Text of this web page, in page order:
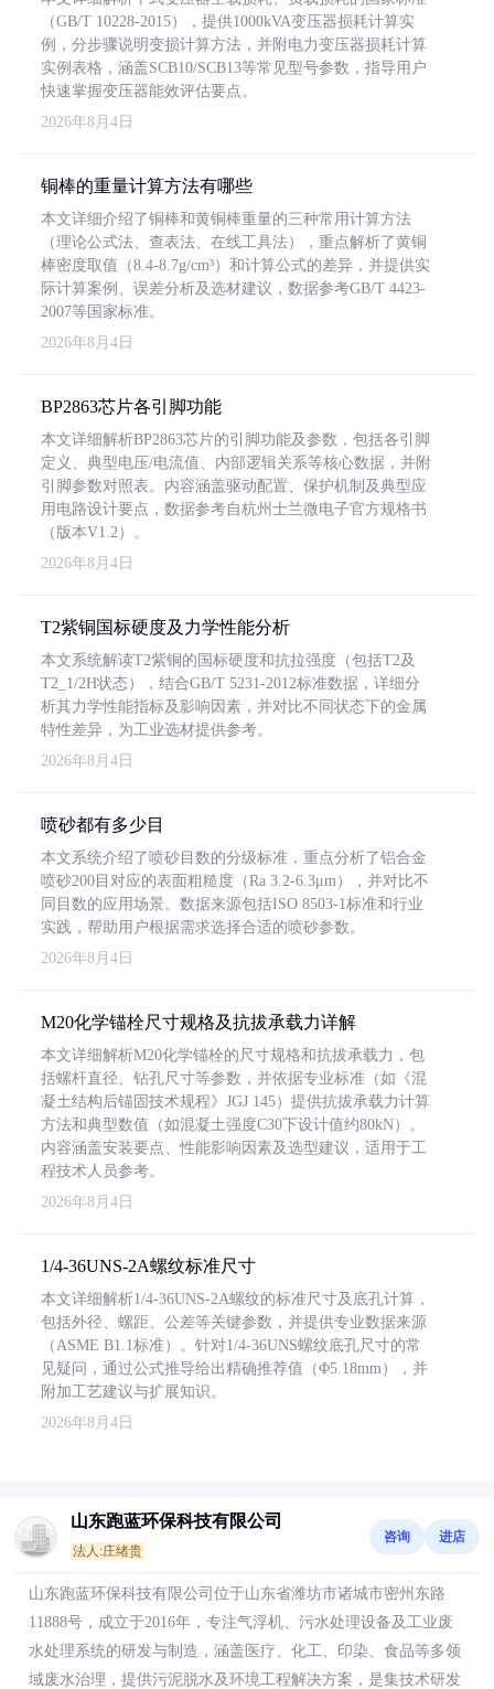
（GB/T 10228-2015），提供1000kVA变压器损耗计算实
例，分步骤说明变损计算方法，并附电力变压器损耗计算
实例表格，涵盖SCB10/SCB13等常见型号参数，指导用户
快速掌握变压器能效评估要点。
2026年8月4日
铜棒的重量计算方法有哪些
本文详细介绍了铜棒和黄铜棒重量的三种常用计算方法
（理论公式法、查表法、在线工具法），重点解析了黄铜
棒密度取值（8.4-8.7g/cm³）和计算公式的差异，并提供实
际计算案例、误差分析及选材建议，数据参考GB/T 4423-
2007等国家标准。
2026年8月4日
BP2863芯片各引脚功能
本文详细解析BP2863芯片的引脚功能及参数，包括各引脚
定义、典型电压/电流值、内部逻辑关系等核心数据，并附
引脚参数对照表。内容涵盖驱动配置、保护机制及典型应
用电路设计要点，数据参考自杭州士兰微电子官方规格书
（版本V1.2）。
2026年8月4日
T2紫铜国标硬度及力学性能分析
本文系统解读T2紫铜的国标硬度和抗拉强度（包括T2及
T2_1/2H状态），结合GB/T 5231-2012标准数据，详细分
析其力学性能指标及影响因素，并对比不同状态下的金属
特性差异，为工业选材提供参考。
2026年8月4日
喷砂都有多少目
本文系统介绍了喷砂目数的分级标准，重点分析了铝合金
喷砂200目对应的表面粗糙度（Ra 3.2-6.3μm），并对比不
同目数的应用场景。数据来源包括ISO 8503-1标准和行业
实践，帮助用户根据需求选择合适的喷砂参数。
2026年8月4日
M20化学锚栓尺寸规格及抗拔承载力详解
本文详细解析M20化学锚栓的尺寸规格和抗拔承载力，包
括螺杆直径、钻孔尺寸等参数，并依据专业标准（如《混
凝土结构后锚固技术规程》JGJ 145）提供抗拔承载力计算
方法和典型数值（如混凝土强度C30下设计值约80kN）。
内容涵盖安装要点、性能影响因素及选型建议，适用于工
程技术人员参考。
2026年8月4日
1/4-36UNS-2A螺纹标准尺寸
本文详细解析1/4-36UNS-2A螺纹的标准尺寸及底孔计算，
包括外径、螺距、公差等关键参数，并提供专业数据来源
（ASME B1.1标准）。针对1/4-36UNS螺纹底孔尺寸的常
见疑问，通过公式推导给出精确推荐值（Φ5.18mm），并
附加工艺建议与扩展知识。
2026年8月4日
山东跑蓝环保科技有限公司
法人:庄绪贵
咨询 进店
山东跑蓝环保科技有限公司位于山东省潍坊市诸城市密州东路
11888号，成立于2016年，专注气浮机、污水处理设备及工业废
水处理系统的研发与制造，涵盖医疗、化工、印染、食品等多领
域废水治理，提供污泥脱水及环境工程解决方案，是集技术研发